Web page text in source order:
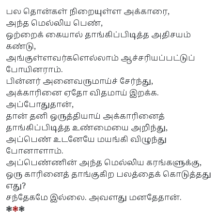
பல தொன்கள் நிறையுள்ள அக்காரை,
அந்த மெல்லிய பெண்,
ஒற்றைக் கையால் தாங்கிப்பிடித்த அதிசயம்
கண்டு,
அங்குள்ளவர்களெல்லாம் ஆச்சரியப்பட்டுப்
போயினராம்.
பின்னர் அனைவருமாய்ச் சேர்ந்து,
அக்காரினை ஏதோ விதமாய் இறக்க.
அப்போதுதான்,
தான் தனி ஒருத்தியாய் அக்காரினைத்
தாங்கிப்பிடித்த உண்மையை அறிந்து,
அப்பெண் உடனேயே மயங்கி விழுந்து
போனாளாம்.
அப்பெண்ணின் அந்த மெல்லிய கரங்களுக்கு,
ஒரு காரினைத் தாங்குகிற பலத்தைக் கொடுத்தது
எது?
சந்தேகமே இல்லை. அவளது மனதேதான்.
❃❃❃